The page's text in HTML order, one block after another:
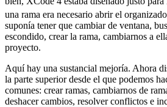
una rama era necesario abrir el
suponía tener que cambiar de ventana,
escondido, crear la rama, cambiarnos a
proyecto.
Aquí hay una sustancial mejoría. Ahora
la parte superior desde el que podemos
comunes: crear ramas, cambiarnos de
deshacer cambios, resolver conflictos e